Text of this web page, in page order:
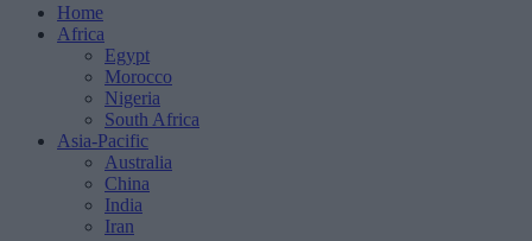
Home
Africa
Egypt
Morocco
Nigeria
South Africa
Asia-Pacific
Australia
China
India
Iran